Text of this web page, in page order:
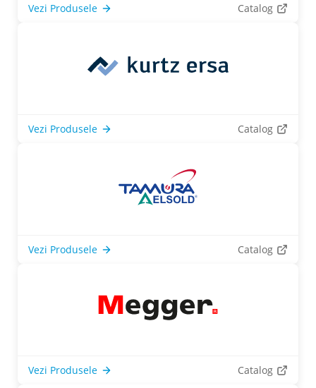
Vezi Produsele Catalog
Vezi Produsele Catalog
Vezi Produsele Catalog
Vezi Produsele Catalog